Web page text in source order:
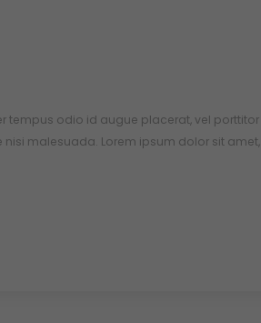
tempus odio id augue placerat, vel porttitor
malesuada. Lorem ipsum dolor sit amet,